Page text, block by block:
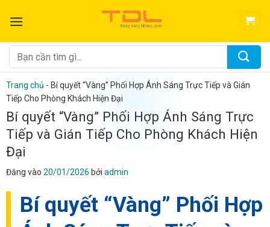
qua
dung
Tìm
kiếm:
Trang chủ - Bí quyết “Vàng” Phối Hợp Ánh Sáng Trực Tiếp và Gián
Tiếp Cho Phòng Khách Hiện Đại
Bí quyết “Vàng” Phối Hợp Ánh Sáng Trực
Tiếp và Gián Tiếp Cho Phòng Khách Hiện
Đại
Đăng vào 20/01/2026 bởi admin
Bí quyết “Vàng” Phối Hợp